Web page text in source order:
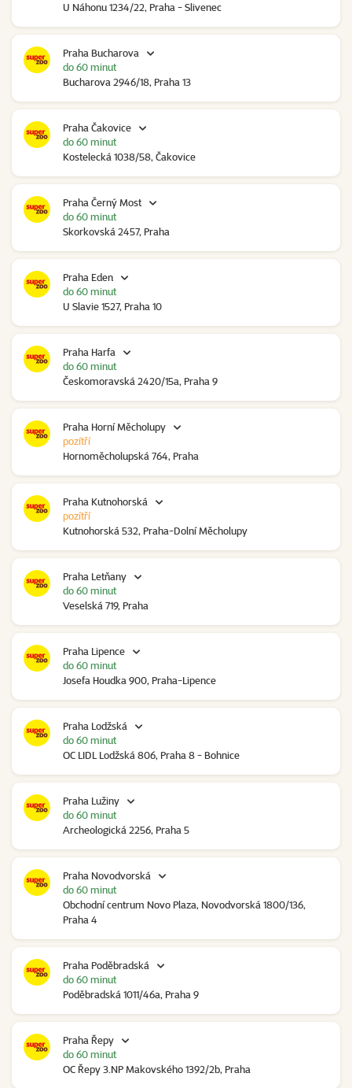
U Náhonu 1234/22, Praha - Slivenec
Praha Bucharova
Bucharova 2946/18, Praha 13
do 60 minut
Praha Čakovice
Kostelecká 1038/58, Čakovice
do 60 minut
Praha Černý Most
Skorkovská 2457, Praha
do 60 minut
Praha Eden
U Slavie 1527, Praha 10
do 60 minut
Praha Harfa
Českomoravská 2420/15a, Praha 9
do 60 minut
Praha Horní Měcholupy
Hornoměcholupská 764, Praha
pozítří
Praha Kutnohorská
Kutnohorská 532, Praha-Dolní Měcholupy
pozítří
Praha Letňany
Veselská 719, Praha
do 60 minut
Praha Lipence
Josefa Houdka 900, Praha-Lipence
do 60 minut
Praha Lodžská
OC LIDL Lodžská 806, Praha 8 - Bohnice
do 60 minut
Praha Lužiny
Archeologická 2256, Praha 5
do 60 minut
Praha Novodvorská
Obchodní centrum Novo Plaza, Novodvorská 1800/136,
Praha 4
do 60 minut
Praha Poděbradská
Poděbradská 1011/46a, Praha 9
do 60 minut
Praha Řepy
OC Řepy 3.NP Makovského 1392/2b, Praha
do 60 minut